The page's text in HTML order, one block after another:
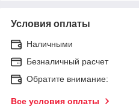
Условия оплаты
Наличными
Безналичный расчет
Обратите внимание:
Все условия оплаты